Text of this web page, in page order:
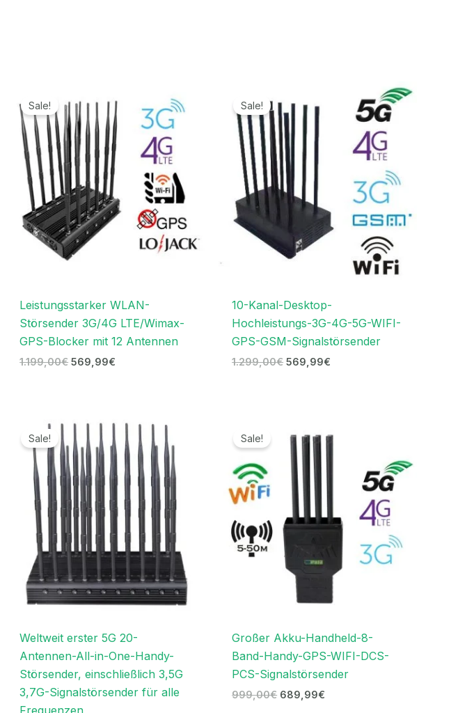
Sale!
Leistungsstarker WLAN-
Störsender 3G/4G LTE/Wimax-
GPS-Blocker mit 12 Antennen
1.199,00€
Preis
war:
1.199,00€
569,99€
Preis
ist:
569,99€.
Sale!
10-Kanal-Desktop-
Hochleistungs-3G-4G-5G-WIFI-
GPS-GSM-Signalstörsender
1.299,00€
war:
569,99€
569,99€.
Sale!
Weltweit erster 5G 20-
Antennen-All-in-One-Handy-
Störsender, einschließlich 3,5G
3,7G-Signalstörsender für alle
Preis
war:
1.199,00€
Preis
ist:
699,99€.
Sale!
Großer Akku-Handheld-8-
Band-Handy-GPS-WIFI-DCS-
PCS-Signalstörsender
999,00€
Preis
war:
999,00€
689,99€
Preis
ist: